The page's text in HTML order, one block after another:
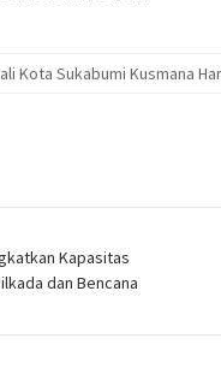
Kota Sukabumi Kusmana
Kapasitas
dan Bencana